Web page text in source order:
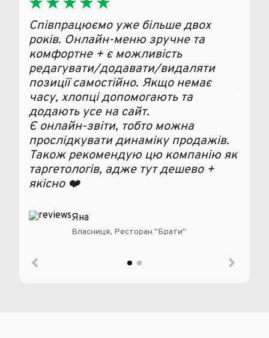
Співпрацюємо уже більше двох
років. Онлайн-меню зручне та
комфортне + є можливість
редагувати/додавати/видаляти
позиції самостійно. Якщо немає
часу, хлопці допомогають та
додають усе на сайт.
Є онлайн-звіти, тобто можна
прослідкувати динаміку продажів.
Також рекомендую цю компанію як
таргетологів, адже тут дешево +
якісно ❤️
Яна
Власниця, Ресторан "Брати"